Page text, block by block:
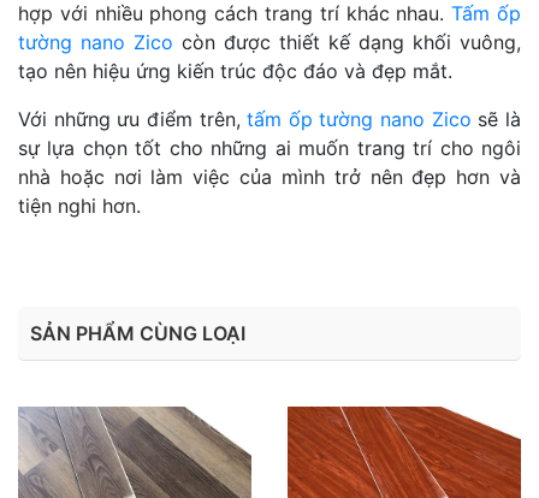
hợp với nhiều phong cách trang trí khác nhau.Tấm ốp
tường nano Zico còn được thiết kế dạng khối vuông,
tạo nên hiệu ứng kiến trúc độc đáo và đẹp mắt.
Với những ưu điểm trên,tấm ốp tường nano Zico sẽ là
sự lựa chọn tốt cho những ai muốn trang trí cho ngôi
nhà hoặc nơi làm việc của mình trở nên đẹp hơn và
tiện nghi hơn.
SẢN PHẨM CÙNG LOẠI